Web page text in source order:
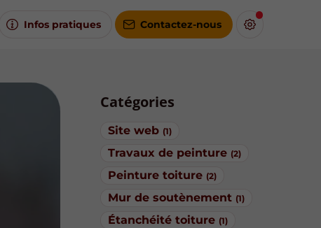
Infos pratiques Contactez-nous
Catégories
Site web (1)
Travaux de peinture (2)
Peinture toiture (2)
Mur de soutènement (1)
Étanchéité toiture (1)